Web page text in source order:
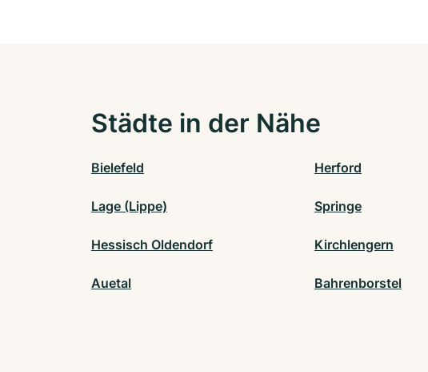
Städte in der Nähe
Bielefeld Herford
Lage (Lippe) Springe
Hessisch Oldendorf Kirchlengern
Auetal Bahrenborstel